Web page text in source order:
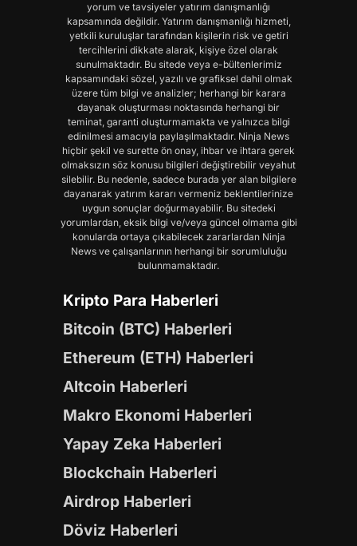
yorum ve tavsiyeler yatırım danışmanlığı
kapsamında değildir. Yatırım danışmanlığı hizmeti,
yetkili kuruluşlar tarafından kişilerin risk ve getiri
tercihlerini dikkate alarak, kişiye özel olarak
sunulmaktadır. Bu sitede veya e-bültenlerimiz
kapsamındaki sözel, yazılı ve grafiksel dahil olmak
üzere tüm bilgi ve analizler; herhangi bir karara
dayanak oluşturması noktasında herhangi bir
teminat, garanti oluşturmamakta ve yalnızca bilgi
edinilmesi amacıyla paylaşılmaktadır. Ninja News
hiçbir şekil ve surette ön onay, ihbar ve ihtara gerek
olmaksızın söz konusu bilgileri değiştirebilir veyahut
silebilir. Bu nedenle, sadece burada yer alan bilgilere
dayanarak yatırım kararı vermeniz beklentilerinize
uygun sonuçlar doğurmayabilir. Bu sitedeki
yorumlardan, eksik bilgi ve/veya güncel olmama gibi
konularda ortaya çıkabilecek zararlardan Ninja
News ve çalışanlarının herhangi bir sorumluluğu
bulunmamaktadır.
Kripto Para Haberleri
Bitcoin (BTC) Haberleri
Ethereum (ETH) Haberleri
Altcoin Haberleri
Makro Ekonomi Haberleri
Yapay Zeka Haberleri
Blockchain Haberleri
Airdrop Haberleri
Döviz Haberleri